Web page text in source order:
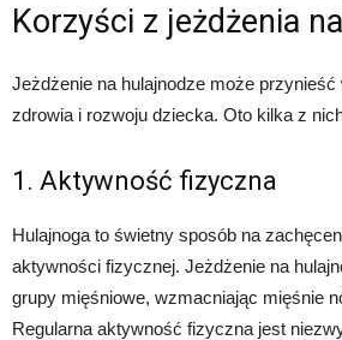
Korzyści z jeżdżenia
Jeżdżenie na hulajnodze może
zdrowia i rozwoju dziecka. Oto kilka z
1. Aktywność fizyczna
Hulajnoga to świetny sposób na
aktywności fizycznej. Jeżdżenie na
grupy mięśniowe, wzmacniając mięśnie
Regularna aktywność fizyczna jest